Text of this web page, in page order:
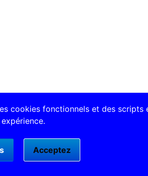
cookies fonctionnels et des scripts
Acceptez